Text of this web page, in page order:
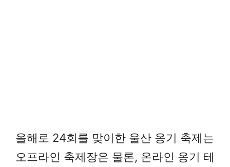
올해로 24회를 맞이한 울산 옹기 축제는
오프라인 축제장은 물론, 온라인 옹기 테